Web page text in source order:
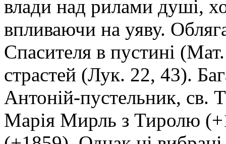
влади над рилами душі,
впливаючи на уяву.
Спасителя в пустині
страстей (Лук. 22, 43).
Антоній-пустельник, св.
Марія Мирль з Тиролю